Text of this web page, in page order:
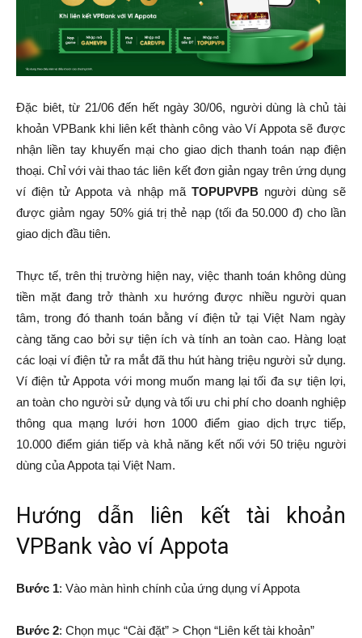
Đặc biêt, từ 21/06 đến hết ngày 30/06, người dùng là chủ tài
khoản VPBank khi liên kết thành công vào Ví Appota sẽ được
nhận liền tay khuyến mại cho giao dịch thanh toán nạp điện
thoại. Chỉ với vài thao tác liên kết đơn giản ngay trên ứng dụng
ví điện tử Appota và nhập mã TOPUPVPBngười dùng sẽ
được giảm ngay 50% giá trị thẻ nạp (tối đa 50.000 đ) cho lần
giao dịch đầu tiên.
Thực tế, trên thị trường hiện nay, việc thanh toán không dùng
tiền mặt đang trở thành xu hướng được nhiều người quan
tâm, trong đó thanh toán bằng ví điện tử tại Việt Nam ngày
càng tăng cao bởi sự tiện ích và tính an toàn cao. Hàng loạt
các loại ví điện tử ra mắt đã thu hút hàng triệu người sử dụng.
Ví điện tử Appota với mong muốn mang lại tối đa sự tiện lợi,
an toàn cho người sử dụng và tối ưu chi phí cho doanh nghiệp
thông qua mạng lưới hơn 1000 điểm giao dịch trực tiếp,
10.000 điểm gián tiếp và khả năng kết nối với 50 triệu người
dùng của Appota tại Việt Nam.
Hướng dẫn liên kết tài khoản
VPBank vào ví Appota
Bước 1: Vào màn hình chính của ứng dụng ví Appota
Bước 2: Chọn mục “Cài đặt” > Chọn “Liên kết tài khoản”